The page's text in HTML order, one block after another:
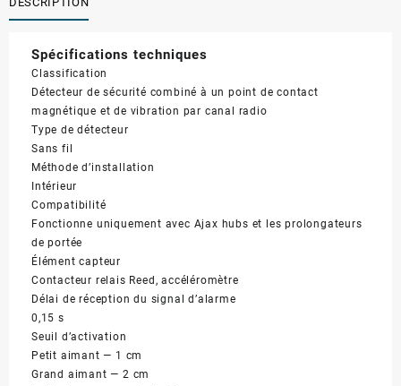
Spécifications techniques
Classification
Détecteur de sécurité combiné à un point de contact
magnétique et de vibration par canal radio
Type de détecteur
Sans fil
Méthode d’installation
Intérieur
Compatibilité
Fonctionne uniquement avec Ajax hubs et
les prolongateurs
de portée
Élément capteur
Contacteur relais Reed, accéléromètre
Délai de réception du signal d’alarme
0,15 s
Seuil d’activation
Petit aimant — 1 cm
Grand aimant — 2 cm